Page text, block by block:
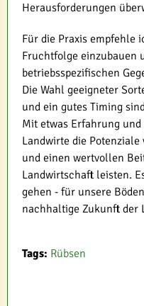
Herausforderungen
Für die Praxis empfehle
Fruchtfolge einzubauen
betriebsspezifischen
Die Wahl geeigneter
und ein gutes Timing
Mit etwas Erfahrung
Landwirte die
und einen wertvollen
Landwirtschaft leisten.
gehen - für unsere
nachhaltige Zukunft der
Tags: Rübsen